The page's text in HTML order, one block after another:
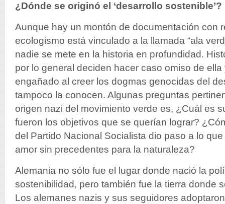
¿Dónde se originó el ‘desarrollo sostenible’?
Aunque hay un montón de documentación con
ecologismo está vinculado a la llamada “ala
nadie se mete en la historia en profundidad.
por lo general deciden hacer caso omiso de
engañado al creer los dogmas genocidas del
tampoco la conocen. Algunas preguntas
origen nazi del movimiento verde es, ¿Cuál es
fueron los objetivos que se querían lograr?
del Partido Nacional Socialista dio paso a lo
amor sin precedentes para la naturaleza?
Alemania no sólo fue el lugar donde nació la
sostenibilidad, pero también fue la tierra donde
Los alemanes nazis y sus seguidores